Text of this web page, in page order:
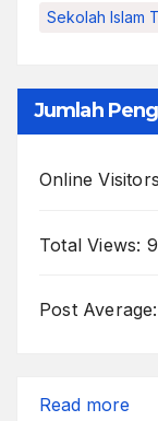
Sekolah Islam
Jumlah
Online
Total Views:
Post Average:
Read more